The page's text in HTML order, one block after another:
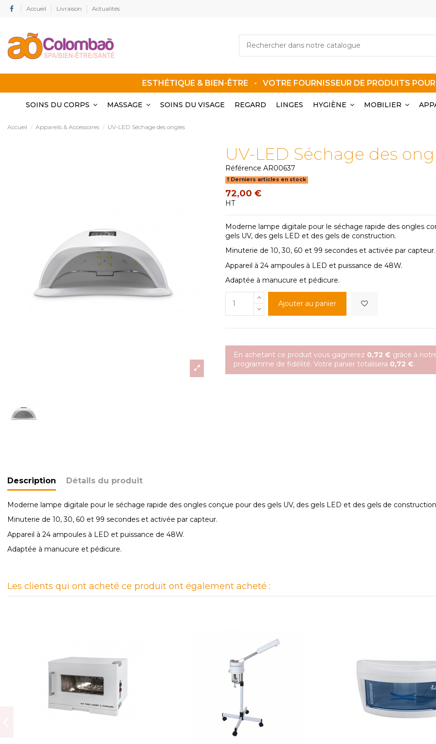
Accueil Livraison Actualités
ESTHÉTIQUE & BIEN-ÊTRE - VOTRE FOURNISSEUR DE PRODUITS
SOINS DU CORPS MASSAGE SOINS DU VISAGE REGARD LINGES HYGIÈNE MOBILIER
Accueil Appareils & Accessoires UV-LED Séchage des ongles
UV-LED Séchage des
Référence AR00637
Derniers articles en stock
72,00 €
HT
Moderne lampe digitale pour le séchage rapide des ongles
gels UV, des gels LED et des gels de construction.
Minuterie de 10, 30, 60 et 99 secondes et activée par capteur.
Appareil à 24 ampoules à LED et puissance de 48W.
Adaptée à manucure et pédicure.
Ajouter au panier
En achetant ce produit vous gagnerez 0,72 € grâce à
programme de fidélité. Votre panier totalisera 0,72 €.
Description Détails du produit
Moderne lampe digitale pour le séchage rapide des ongles conçue pour des gels UV, des gels LED et des gels de
Minuterie de 10, 30, 60 et 99 secondes et activée par capteur.
Appareil à 24 ampoules à LED et puissance de 48W.
Adaptée à manucure et pédicure.
Les clients qui ont acheté ce produit ont également acheté :